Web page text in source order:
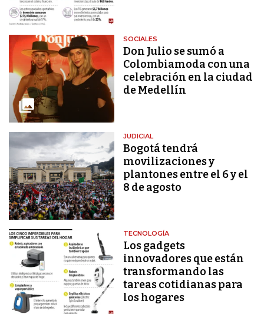
SOCIALES
Don Julio se sumó a
Colombiamoda con una
celebración en la ciudad
de Medellín
JUDICIAL
Bogotá tendrá
movilizaciones y
plantones entre el 6 y el
8 de agosto
TECNOLOGÍA
Los gadgets
innovadores que están
transformando las
tareas cotidianas para
los hogares